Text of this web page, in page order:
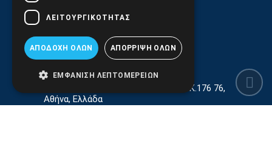
Γεωργίου Κρέμου 13-17, Καλλιθέα, Τ.Κ.176 76,
Αθήνα, Ελλάδα
ΛΕΙΤΟΥΡΓΙΚΌΤΗΤΑΣ
ΑΠΟΔΟΧΉ ΌΛΩΝ ΑΠΌΡΡΙΨΗ ΌΛΩΝ
ΕΜΦΆΝΙΣΗ ΛΕΠΤΟΜΕΡΕΙΏΝ